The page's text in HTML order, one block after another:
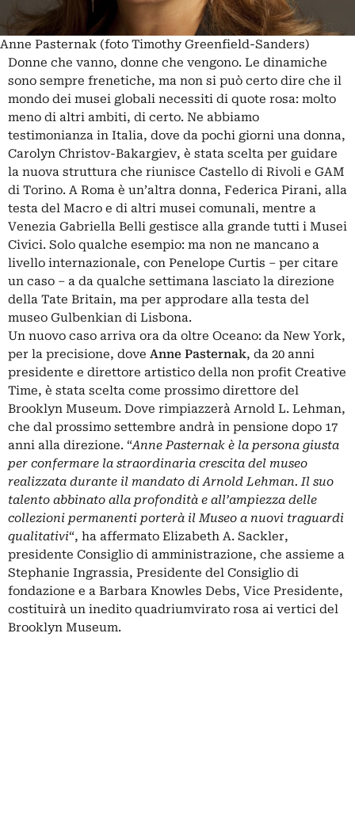
Anne Pasternak (foto Timothy Greenfield-Sanders)
Donne che vanno, donne che vengono. Le dinamiche
sono sempre frenetiche, ma non si può certo dire che il
mondo dei musei globali necessiti di quote rosa: molto
meno di altri ambiti, di certo. Ne abbiamo
testimonianza in Italia, dove da pochi giorni una donna,
Carolyn Christov-Bakargiev, è stata scelta per guidare
la nuova struttura che riunisce Castello di Rivoli e GAM
di Torino. A Roma è un’altra donna, Federica Pirani, alla
testa del Macro e di altri musei comunali, mentre a
Venezia Gabriella Belli gestisce alla grande tutti i Musei
Civici. Solo qualche esempio: ma non ne mancano a
livello internazionale, con Penelope Curtis – per citare
un caso – a da qualche settimana lasciato la direzione
della Tate Britain, ma per approdare alla testa del
museo Gulbenkian di Lisbona.
Un nuovo caso arriva ora da oltre Oceano: da New York,
per la precisione, dove Anne Pasternak, da 20 anni
presidente e direttore artistico della non profit Creative
Time, è stata scelta come prossimo direttore del
Brooklyn Museum. Dove rimpiazzerà Arnold L. Lehman,
che dal prossimo settembre andrà in pensione dopo 17
anni alla direzione. “Anne Pasternak è la persona giusta
per confermare la straordinaria crescita del museo
realizzata durante il mandato di Arnold Lehman. Il suo
talento abbinato alla profondità e all’ampiezza delle
collezioni permanenti porterà il Museo a nuovi traguardi
qualitativi“, ha affermato Elizabeth A. Sackler,
presidente Consiglio di amministrazione, che assieme a
Stephanie Ingrassia, Presidente del Consiglio di
fondazione e a Barbara Knowles Debs, Vice Presidente,
costituirà un inedito quadriumvirato rosa ai vertici del
Brooklyn Museum.